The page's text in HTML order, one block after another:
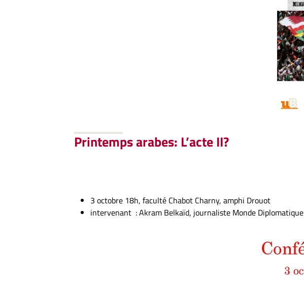
Printemps arabes: L’acte II?
3 octobre 18h, faculté Chabot Charny, amphi Drouot
intervenant : Akram Belkaïd, journaliste Monde Diplomatique